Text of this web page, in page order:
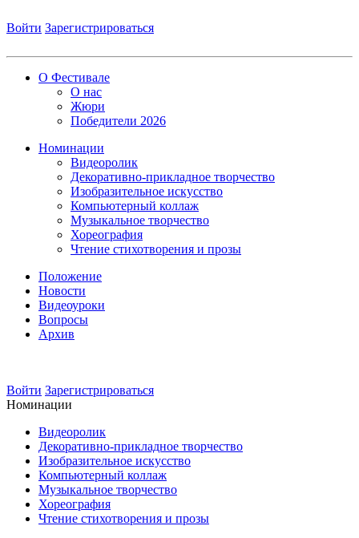
Войти Зарегистрироваться
О Фестивале
О нас
Жюри
Победители 2026
Номинации
Видеоролик
Декоративно-прикладное творчество
Изобразительное искусство
Компьютерный коллаж
Музыкальное творчество
Хореография
Чтение стихотворения и прозы
Положение
Новости
Видеоуроки
Вопросы
Архив
Войти Зарегистрироваться
Номинации
Видеоролик
Декоративно-прикладное творчество
Изобразительное искусство
Компьютерный коллаж
Музыкальное творчество
Хореография
Чтение стихотворения и прозы